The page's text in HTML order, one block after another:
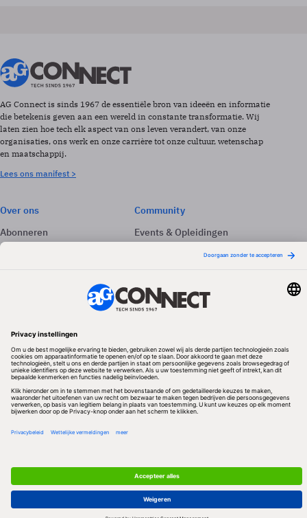
AG Connect is sinds 1967 de essentiële bron van ideeën en informatie
die betekenis geven aan een wereld in constante transformatie. Wij
laten zien hoe tech elk aspect van ons leven verandert, van onze
organisaties, ons werk en onze carrière tot onze cultuur, wetenschap
en maatschappij.
Lees ons manifest >
Over ons
Abonneren
Adverteren
Community
Events & Opleidingen
Volg ons
Redactionele partner
Algemene Voorwaarden & Copyrights